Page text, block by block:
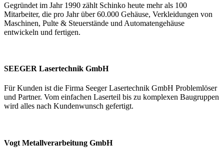
Gegründet im Jahr 1990 zählt Schinko heute mehr als 100
Mitarbeiter, die pro Jahr über 60.000 Gehäuse, Verkleidungen von
Maschinen, Pulte & Steuerstände und Automatengehäuse
entwickeln und fertigen.
SEEGER Lasertechnik GmbH
Für Kunden ist die Firma Seeger Lasertechnik GmbH Problemlöser
und Partner. Vom einfachen Laserteil bis zu komplexen Baugruppen
wird alles nach Kundenwunsch gefertigt.
Vogt Metallverarbeitung GmbH